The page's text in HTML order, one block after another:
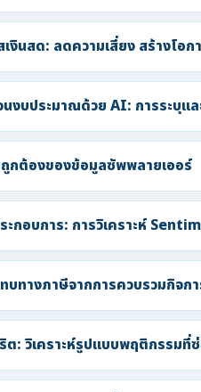
นสด: ลดความเสี่ยง สร้างโอก
งบประมาณด้วย AI: การระบุแล
กต้องของข้อมูลซัพพลายเออร์
อบการ: การวิเคราะห์
บทางภาษีจากการควบรวมกิจก
: วิเคราะห์รูปแบบพฤติกรรมที่ซ่